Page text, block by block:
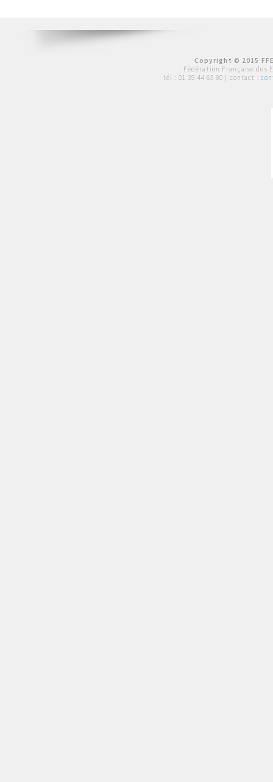
Copyright © 2015
Fédération Française des
tél : 01 39 44 65 80 | contact :